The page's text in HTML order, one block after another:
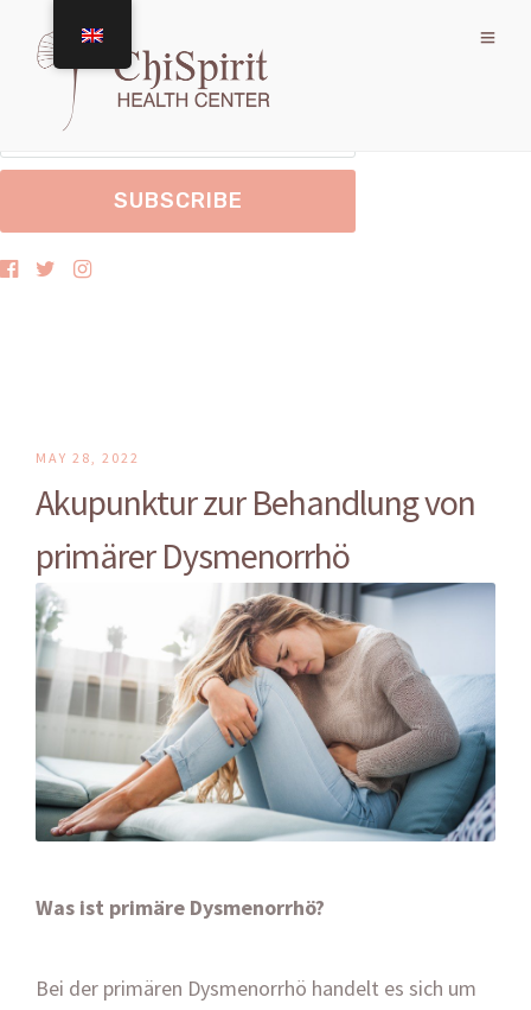
Melden Sie sich an, um Nachrichten von uns zu erhalten.
MAY 28, 2022
Akupunktur zur Behandlung von
primärer Dysmenorrhö
Was ist primäre Dysmenorrhö?
Bei der primären Dysmenorrhö handelt es sich um